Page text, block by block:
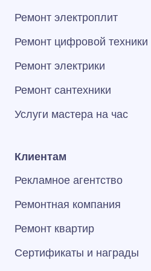
Ремонт электроплит
Ремонт цифровой техники
Ремонт электрики
Ремонт сантехники
Услуги мастера на час
Клиентам
Рекламное агентство
Ремонтная компания
Ремонт квартир
Сертификаты и награды